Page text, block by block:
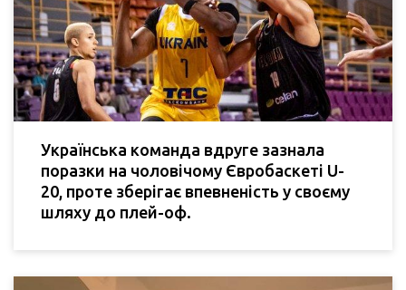
Українська команда вдруге зазнала
поразки на чоловічому Євробаскеті U-
20, проте зберігає впевненість у своєму
шляху до плей-оф.